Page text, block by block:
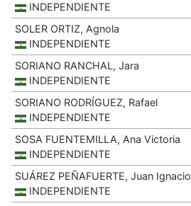
INDEPENDIENTE
SOLER ORTIZ, Agnola
INDEPENDIENTE
SORIANO RANCHAL, Jara
INDEPENDIENTE
SORIANO RODRÍGUEZ, Rafael
INDEPENDIENTE
SOSA FUENTEMILLA, Ana Victoria
INDEPENDIENTE
SUÁREZ PEÑAFUERTE, Juan Ignacio
INDEPENDIENTE